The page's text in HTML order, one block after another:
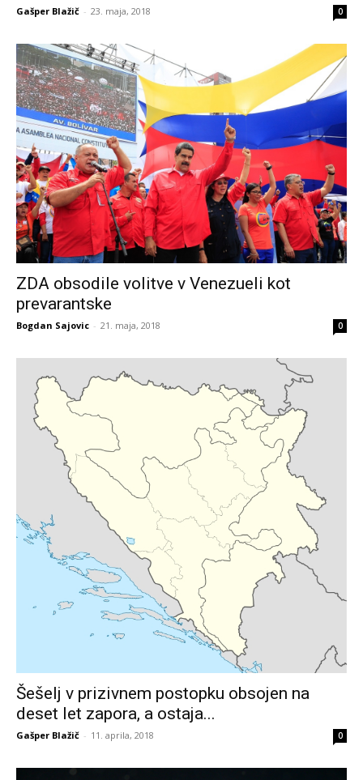
Gašper Blažič - 23. maja, 2018 0
ZDA obsodile volitve v Venezueli kot
prevarantske
Bogdan Sajovic - 21. maja, 2018 0
Šešelj v prizivnem postopku obsojen na
deset let zapora, a ostaja...
Gašper Blažič - 11. aprila, 2018 0